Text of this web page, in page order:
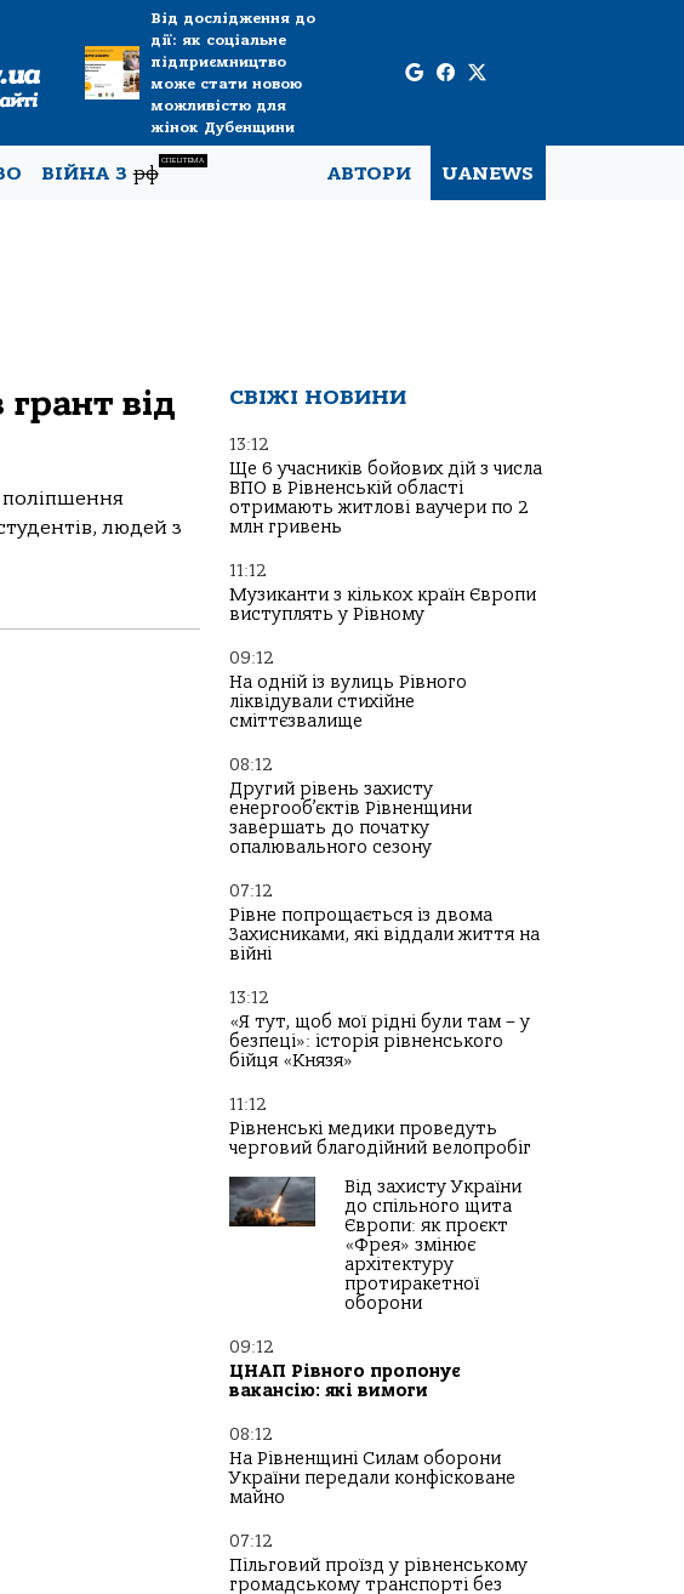
Від дослідження до
дії: як соціальне
підприємництво
може стати новою
можливістю для
жінок Дубенщини
ВІЙНА Зрф
СПЕЦТЕМА
АВТОРИ UANEWS
від
поліпшення
людей з
СВІЖІ НОВИНИ
13:12
Ще 6 учасників бойових дій з числа
ВПО в Рівненській області
отримають житлові ваучери по 2
млн гривень
11:12
Музиканти з кількох країн Європи
виступлять у Рівному
09:12
На одній із вулиць Рівного
ліквідували стихійне
сміттєзвалище
08:12
Другий рівень захисту
енергооб’єктів Рівненщини
завершать до початку
опалювального сезону
07:12
Рівне попрощається із двома
Захисниками, які віддали життя на
війні
13:12
«Я тут, щоб мої рідні були там – у
безпеці»: історія рівненського
бійця «Князя»
11:12
Рівненські медики проведуть
черговий благодійний велопробіг
Від захисту України
до спільного щита
Європи: як проєкт
«Фрея» змінює
архітектуру
протиракетної
оборони
09:12
ЦНАП Рівного пропонує
вакансію: які вимоги
08:12
На Рівненщині Силам оборони
України передали конфісковане
майно
07:12
Пільговий проїзд у рівненському
громадському транспорті без